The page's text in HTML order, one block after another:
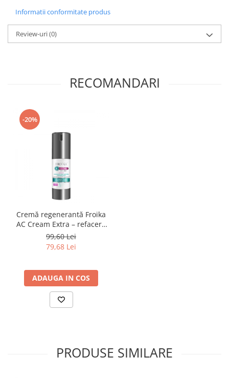
Informatii conformitate produs
Review-uri(0)
RECOMANDARI
-20%
Cremă regenerantă Froika
AC Cream Extra – refacere
pentru pielea cu
imperfecțiuni
99,60 Lei
79,68 Lei
ADAUGA IN COS
PRODUSE SIMILARE